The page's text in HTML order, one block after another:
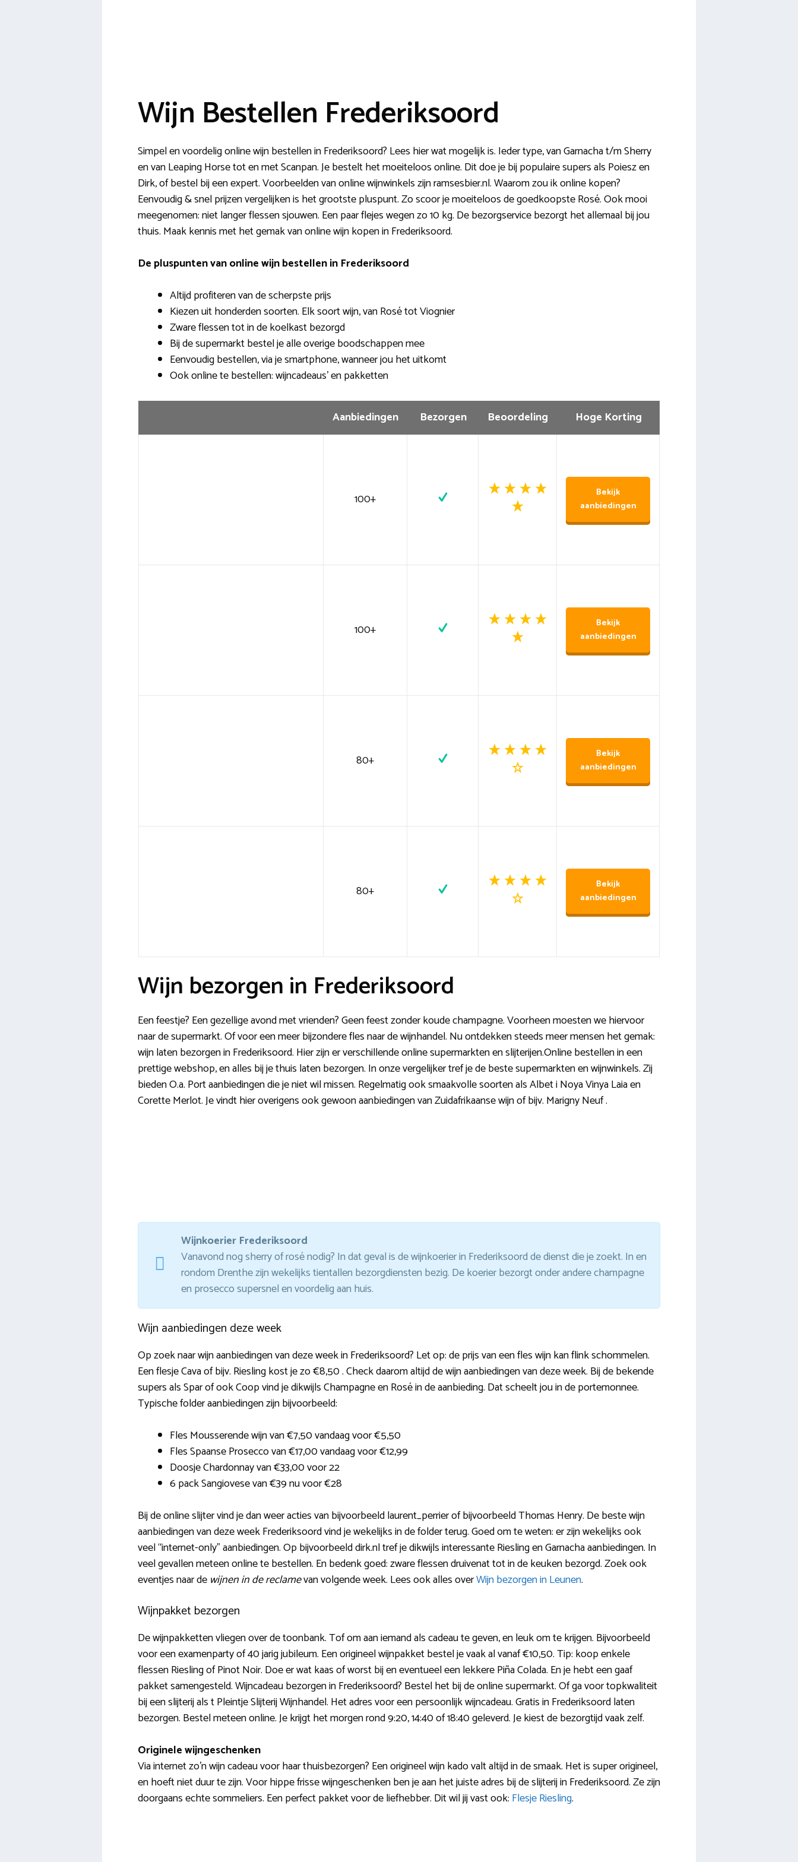
Wijn Bestellen Frederiksoord
Simpel en voordelig online wijn bestellen in Frederiksoord? Lees hier wat mogelijk is. Ieder type, van Garnacha t/m Sherry
en van Leaping Horse tot en met Scanpan. Je bestelt het moeiteloos online. Dit doe je bij populaire supers als Poiesz en
Dirk, of bestel bij een expert. Voorbeelden van online wijnwinkels zijn ramsesbier.nl. Waarom zou ik online kopen?
Eenvoudig & snel prijzen vergelijken is het grootste pluspunt. Zo scoor je moeiteloos de goedkoopste Rosé. Ook mooi
meegenomen: niet langer flessen sjouwen. Een paar flejes wegen zo 10 kg. De bezorgservice bezorgt het allemaal bij jou
thuis. Maak kennis met het gemak van online wijn kopen in Frederiksoord.
De pluspunten van online wijn bestellen in Frederiksoord
Altijd profiteren van de scherpste prijs
Kiezen uit honderden soorten. Elk soort wijn, van Rosé tot Viognier
Zware flessen tot in de koelkast bezorgd
Bij de supermarkt bestel je alle overige boodschappen mee
Eenvoudig bestellen, via je smartphone, wanneer jou het uitkomt
Ook online te bestellen: wijncadeaus’ en pakketten
Aanbiedingen Bezorgen Beoordeling Hoge Korting
100+
Bekijk
aanbiedingen
100+
Bekijk
aanbiedingen
80+
Bekijk
aanbiedingen
80+
Bekijk
aanbiedingen
Wijn bezorgen in Frederiksoord
Een feestje? Een gezellige avond met vrienden? Geen feest zonder koude champagne. Voorheen moesten we hiervoor
naar de supermarkt. Of voor een meer bijzondere fles naar de wijnhandel. Nu ontdekken steeds meer mensen het gemak:
wijn laten bezorgen in Frederiksoord. Hier zijn er verschillende online supermarkten en slijterijen.Online bestellen in een
prettige webshop, en alles bij je thuis laten bezorgen. In onze vergelijker tref je de beste supermarkten en wijnwinkels. Zij
bieden O.a. Port aanbiedingen die je niet wil missen. Regelmatig ook smaakvolle soorten als Albet i Noya Vinya Laia en
Corette Merlot. Je vindt hier overigens ook gewoon aanbiedingen van Zuidafrikaanse wijn of bijv. Marigny Neuf .
Wijnkoerier Frederiksoord
Vanavond nog sherry of rosé nodig? In dat geval is de wijnkoerier in Frederiksoord de dienst die je zoekt. In en
rondom Drenthe zijn wekelijks tientallen bezorgdiensten bezig. De koerier bezorgt onder andere champagne
en prosecco supersnel en voordelig aan huis.
Wijn aanbiedingen deze week
Op zoek naar wijn aanbiedingen van deze week in Frederiksoord? Let op: de prijs van een fles wijn kan flink schommelen.
Een flesje Cava of bijv. Riesling kost je zo €8,50 . Check daarom altijd de wijn aanbiedingen van deze week. Bij de bekende
supers als Spar of ook Coop vind je dikwijls Champagne en Rosé in de aanbieding. Dat scheelt jou in de portemonnee.
Typische folder aanbiedingen zijn bijvoorbeeld:
Fles Mousserende wijn van €7,50 vandaag voor €5,50
Fles Spaanse Prosecco van €17,00 vandaag voor €12,99
Doosje Chardonnay van €33,00 voor 22
6 pack Sangiovese van €39 nu voor €28
Bij de online slijter vind je dan weer acties van bijvoorbeeld laurent_perrier of bijvoorbeeld Thomas Henry. De beste wijn
aanbiedingen van deze week Frederiksoord vind je wekelijks in de folder terug. Goed om te weten: er zijn wekelijks ook
veel “internet-only” aanbiedingen. Op bijvoorbeeld dirk.nl tref je dikwijls interessante Riesling en Garnacha aanbiedingen. In
veel gevallen meteen online te bestellen. En bedenk goed: zware flessen druivenat tot in de keuken bezorgd. Zoek ook
eventjes naar de wijnen in de reclamevan volgende week. Lees ook alles overWijn bezorgen in Leunen.
Wijnpakket bezorgen
De wijnpakketten vliegen over de toonbank. Tof om aan iemand als cadeau te geven, en leuk om te krijgen. Bijvoorbeeld
voor een examenparty of 40 jarig jubileum. Een origineel wijnpakket bestel je vaak al vanaf €10,50. Tip: koop enkele
flessen Riesling of Pinot Noir. Doe er wat kaas of worst bij en eventueel een lekkere Piña Colada. En je hebt een gaaf
pakket samengesteld. Wijncadeau bezorgen in Frederiksoord? Bestel het bij de online supermarkt. Of ga voor topkwaliteit
bij een slijterij als t Pleintje Slijterij Wijnhandel. Het adres voor een persoonlijk wijncadeau. Gratis in Frederiksoord laten
bezorgen. Bestel meteen online. Je krijgt het morgen rond 9:20, 14:40 of 18:40 geleverd. Je kiest de bezorgtijd vaak zelf.
Originele wijngeschenken
Via internet zo’n wijn cadeau voor haar thuisbezorgen? Een origineel wijn kado valt altijd in de smaak. Het is super origineel,
en hoeft niet duur te zijn. Voor hippe frisse wijngeschenken ben je aan het juiste adres bij de slijterij in Frederiksoord. Ze zijn
doorgaans echte sommeliers. Een perfect pakket voor de liefhebber. Dit wil jij vast ook: Flesje Riesling.